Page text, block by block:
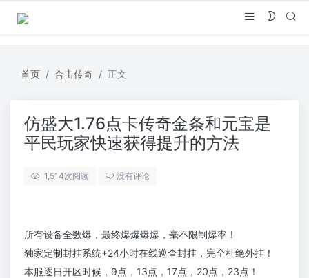
首页 合击传奇 正文
仿盛大1.76点卡传奇金条和元宝是
平民玩家快速获得提升的方法
1,514次阅读 没有评论
所有设备全数爆，最终爆爆爆爆，毫不限制爆率！
独家定制封挂系统+24小时在线巡查封挂，完全杜绝外挂！
本服逐日开区时候，9点，13点，17点，20点，23点！